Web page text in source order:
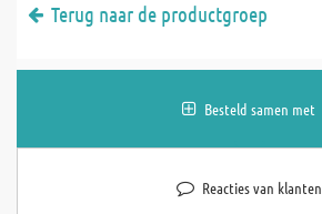
Terug naar de productgroep
Besteld samen met
Reacties van klanten